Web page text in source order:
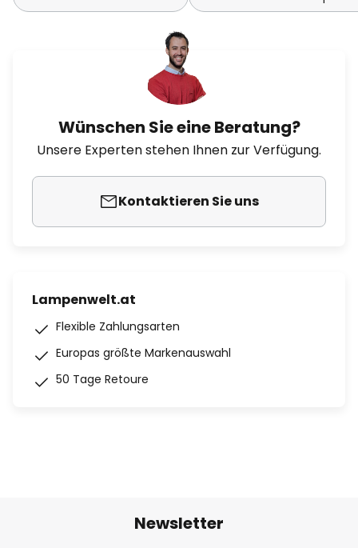
Wünschen Sie eine Beratung?
Unsere Experten stehen Ihnen zur Verfügung.
Kontaktieren Sie uns
Lampenwelt.at
Flexible Zahlungsarten
Europas größte Markenauswahl
50 Tage Retoure
Newsletter